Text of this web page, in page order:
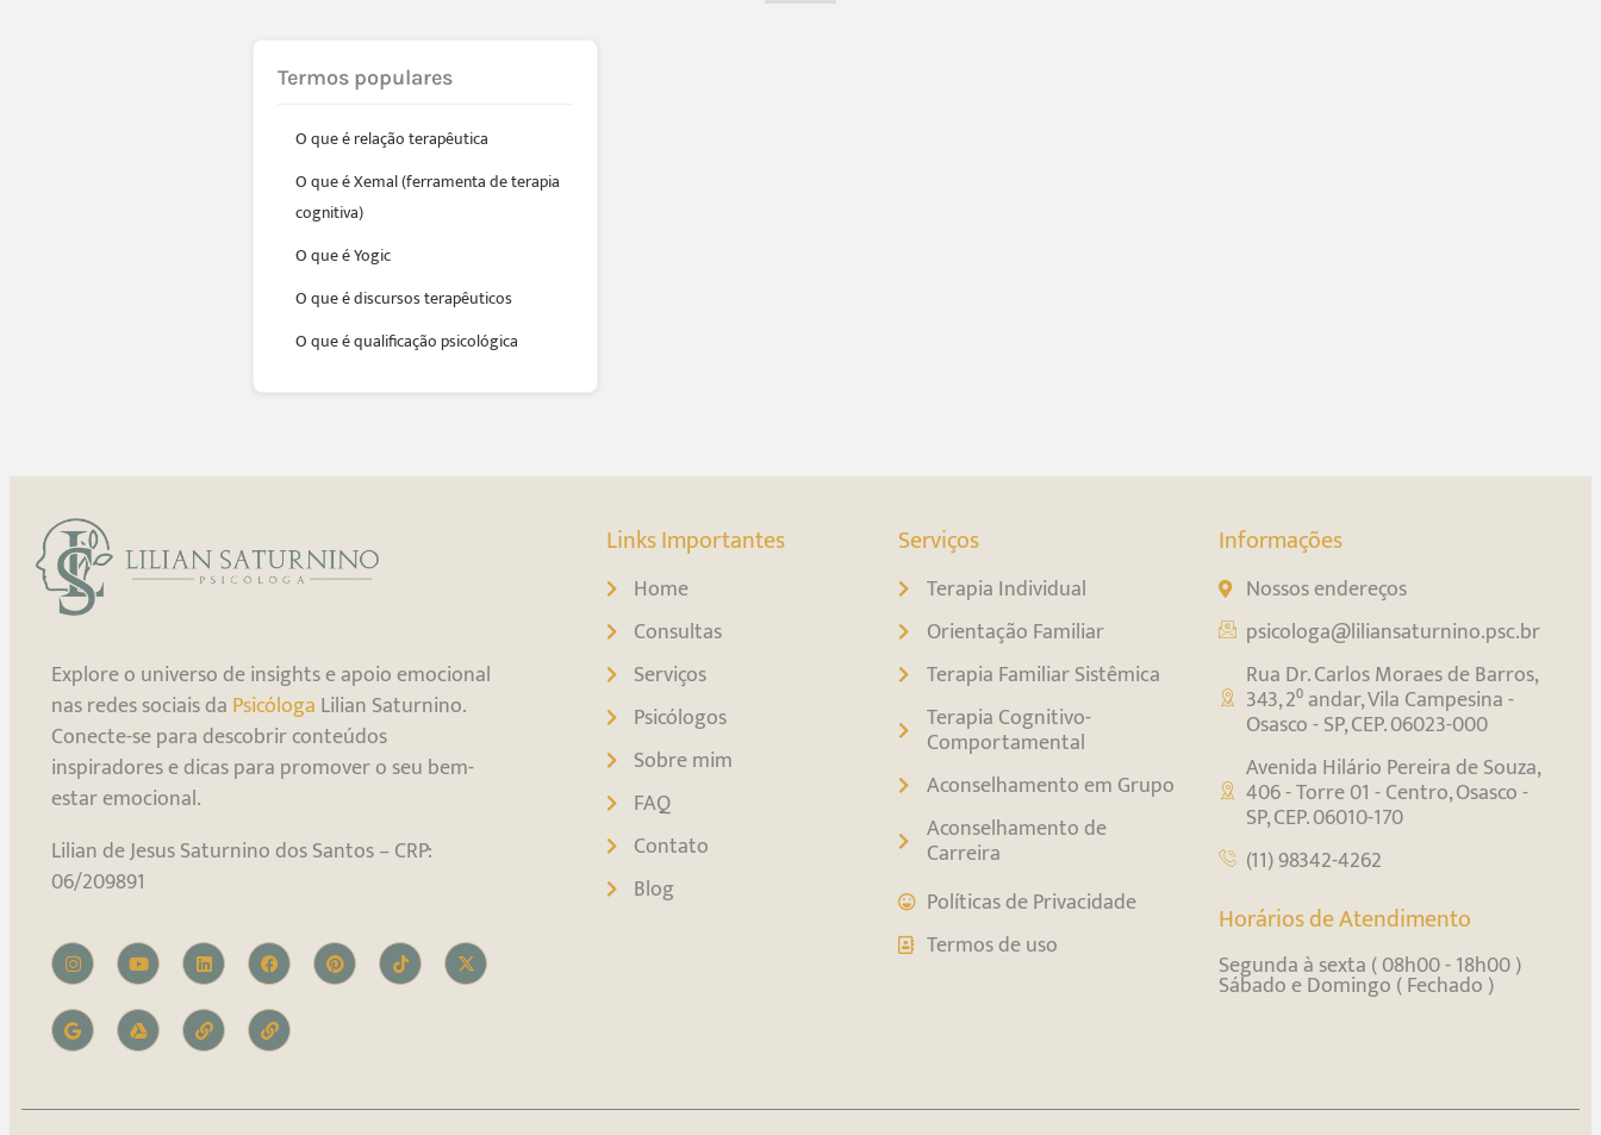
Termos populares
O que é relação terapêutica
O que é Xemal (ferramenta de terapia
cognitiva)
O que é Yogic
O que é discursos terapêuticos
O que é qualificação psicológica
Explore o universo de insights e apoio emocional
nas redes sociais da Psicóloga Lilian Saturnino.
Conecte-se para descobrir conteúdos
inspiradores e dicas para promover o seu bem-
estar emocional.
Lilian de Jesus Saturnino dos Santos – CRP:
06/209891
Links Importantes
Home
Consultas
Serviços
Psicólogos
Sobre mim
FAQ
Contato
Blog
Serviços
Terapia Individual
Orientação Familiar
Terapia Familiar Sistêmica
Terapia Cognitivo-
Comportamental
Aconselhamento em Grupo
Aconselhamento de
Carreira
Políticas de Privacidade
Termos de uso
Informações
Nossos endereços
psicologa@liliansaturnino.psc.br
Rua Dr. Carlos Moraes de Barros,
343, 2⁰ andar, Vila Campesina -
Osasco - SP, CEP. 06023-000
Avenida Hilário Pereira de Souza,
406 - Torre 01 - Centro, Osasco -
SP, CEP. 06010-170
(11) 98342-4262
Horários de Atendimento
Segunda à sexta ( 08h00 - 18h00 )
Sábado e Domingo ( Fechado )